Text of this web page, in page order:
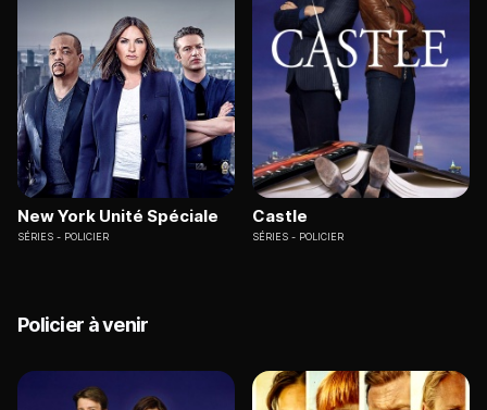
New York Unité Spéciale
SÉRIES POLICIER
Castle
SÉRIES POLICIER
Policier à venir